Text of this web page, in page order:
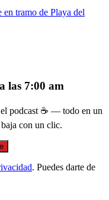
en tramo de Playa del
las 7:00 am
podcast ☕ — todo en un
con un clic.
. Puedes darte de